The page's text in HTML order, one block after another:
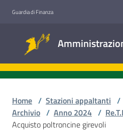
Guardia di Finanza
trasparente
Accesso
Home / Stazioni appaltanti /
Archivio / Anno 2024 /
Acquisto poltroncine girevoli